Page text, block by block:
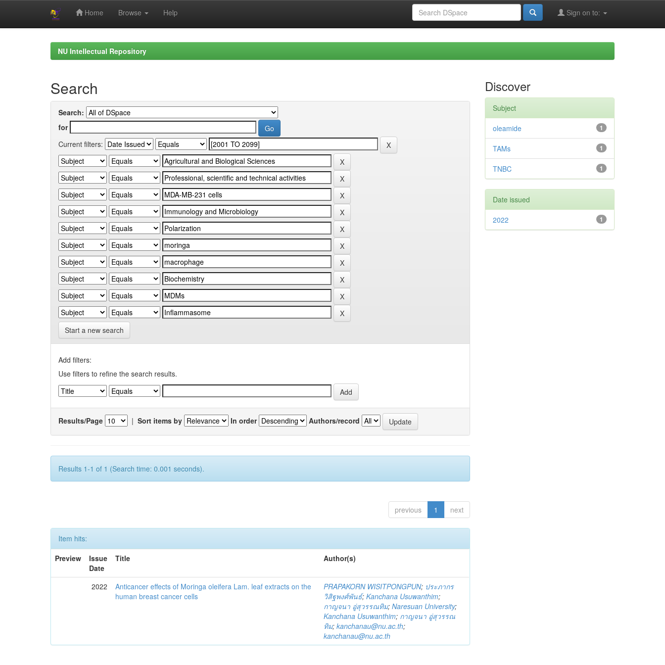
Home Browse Help Sign on to:
NU Intellectual Repository
Search
Search:
for
Current filters:
Start a new search
Add filters:
Use filters to refine the search results.
Results/Page | Sort items by In order Authors/record
Results 1-1 of 1 (Search time: 0.001 seconds).
previous 1 next
Item hits:
Preview
Issue
Date
Title Author(s)
2022
Anticancer effects of Moringa oleifera Lam. leaf extracts on the
human breast cancer cells
PRAPAKORN WISITPONGPUN; ประภากร
วิสิฐพงศ์พันธ์;Kanchana Usuwanthim;
กาญจนา อู่สุวรรณทิม;Naresuan University;
Kanchana Usuwanthim; กาญจนา อู่สุวรรณ
ทิม;kanchanau@nu.ac.th;
kanchanau@nu.ac.th
Discover
Subject
1
oleamide
1
TAMs
1
TNBC
Date issued
1
2022